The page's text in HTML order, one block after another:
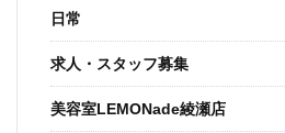
日常
求人・スタッフ募集
美容室LEMONade綾瀬店